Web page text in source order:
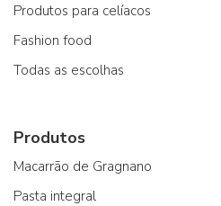
Produtos para celíacos
Fashion food
Todas as escolhas
Produtos
Macarrão de Gragnano
Pasta integral